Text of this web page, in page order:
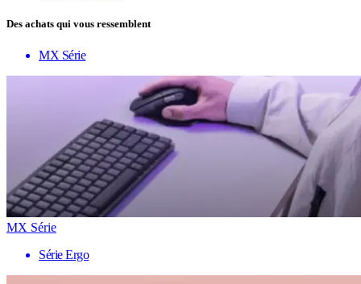
Des achats qui vous ressemblent
MX Série
MX Série
Série Ergo